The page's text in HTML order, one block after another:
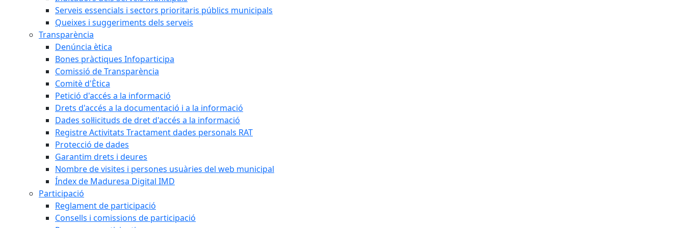
Serveis essencials i sectors prioritaris públics municipals
Queixes i suggeriments dels serveis
Transparència
Denúncia ètica
Bones pràctiques Infoparticipa
Comissió de Transparència
Comitè d'Ètica
Petició d'accés a la informació
Drets d'accés a la documentació i a la informació
Dades sol·licituds de dret d'accés a la informació
Registre Activitats Tractament dades personals RAT
Protecció de dades
Garantim drets i deures
Nombre de visites i persones usuàries del web municipal
Índex de Maduresa Digital IMD
Participació
Reglament de participació
Consells i comissions de participació